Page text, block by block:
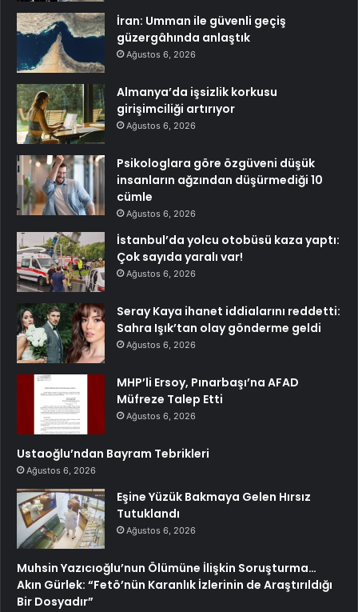
İran: Umman ile güvenli geçiş
güzergâhında anlaştık
Ağustos 6, 2026
Almanya’da işsizlik korkusu
girişimciliği artırıyor
Ağustos 6, 2026
Psikologlara göre özgüveni düşük
insanların ağzından düşürmediği 10
cümle
Ağustos 6, 2026
İstanbul’da yolcu otobüsü kaza yaptı:
Çok sayıda yaralı var!
Ağustos 6, 2026
Seray Kaya ihanet iddialarını reddetti:
Sahra Işık’tan olay gönderme geldi
Ağustos 6, 2026
MHP’li Ersoy, Pınarbaşı’na AFAD
Müfreze Talep Etti
Ağustos 6, 2026
Ustaoğlu’ndan Bayram Tebrikleri
Ağustos 6, 2026
Eşine Yüzük Bakmaya Gelen Hırsız
Tutuklandı
Ağustos 6, 2026
Muhsin Yazıcıoğlu’nun Ölümüne İlişkin Soruşturma…
Akın Gürlek: “Fetö’nün Karanlık İzlerinin de Araştırıldığı
Bir Dosyadır”